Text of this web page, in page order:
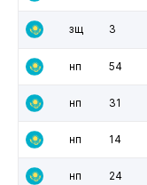
зщ 3
нп 54
нп 31
нп 14
нп 24